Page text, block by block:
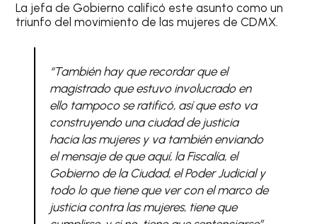
La jefa de Gobierno calificó este asunto como un
triunfo del movimiento de las mujeres de CDMX.
“También hay que recordar que el
magistrado que estuvo involucrado en
ello tampoco se ratificó, así que esto va
construyendo una ciudad de justicia
hacia las mujeres y va también enviando
el mensaje de que aquí, la Fiscalía, el
Gobierno de la Ciudad, el Poder Judicial y
todo lo que tiene que ver con el marco de
justicia contra las mujeres, tiene que